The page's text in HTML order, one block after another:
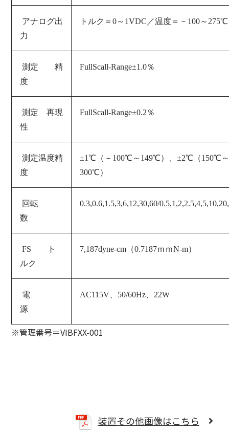
アナログ出
力
トルク＝0～1VDC／温度＝－100～275℃
測定 精
度
FullScall-Range±1.0％
測定 再現
性
FullScall-Range±0.2％
測定温度精
度
±1℃（－100℃～149℃）、±2℃（150℃
300℃）
回転
数
0.3,0.6,1.5,3,6,12,30,60/
FS ト
ルク
7,187dyne-cm（0.7187ｍｍN-m）
電
源
AC115V、50/60Hz、22W
※管理番号＝VIBFXX-001
装置その他画像はこちら